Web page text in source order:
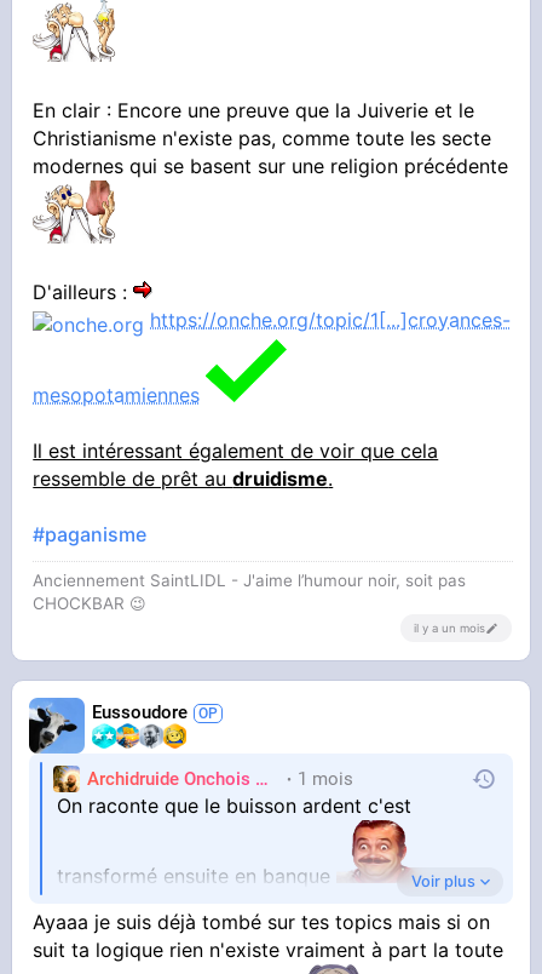
En clair : Encore une preuve que la Juiverie et le
Christianisme n'existe pas, comme toute les secte
modernes qui se basent sur une religion précédente
D'ailleurs :
https://onche.org/topic/1[...]croyances-
mesopotamiennes
Il est intéressant également de voir que cela
ressemble de prêt audruidisme.
#paganisme
Anciennement SaintLIDL - J'aime l’humour noir, soit pas
CHOCKBAR 😉️
il y a un mois
Eussoudore
Archidruide Onchois
🍀️🌩️🐻️James
1 mois
On raconte que le buisson ardent c'est
transformé ensuite en banque
Non honnêtement :
Voir plus
Ayaaa je suis déjà tombé sur tes topics mais si on
suit ta logique rien n'existe vraiment à part la toute